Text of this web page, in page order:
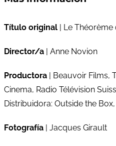
Título original | Le
Director/a | Anne Novion
Productora | Beauvoir Films,
Cinema, Radio Télévision
Distribuidora: Outside the
Fotografía | Jacques Girault